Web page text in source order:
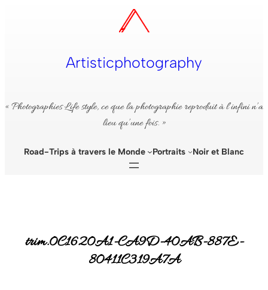
Artisticphotography
« Photographies Life style, ce que la photographie reproduit à l’infini n’a
lieu qu’une fois. »
Road-Trips à travers le Monde Portraits Noir et Blanc
trim.0C1620A1-CA9D-40AB-887E-
80411C319A7A